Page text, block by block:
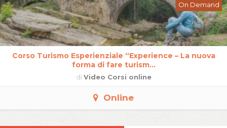
Corso Turismo Esperienziale “Experience – La nuova
forma di fare turism...
di Video Corsi online
On Demand
Online